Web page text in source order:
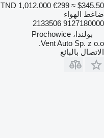
TND 1,012.000 €299 ≈ $345.50
ضاغط الهواء
9127180000 2133506
بولندا، Prochowice
Vent Auto Sp. z o.o.
الاتصال بالبائع